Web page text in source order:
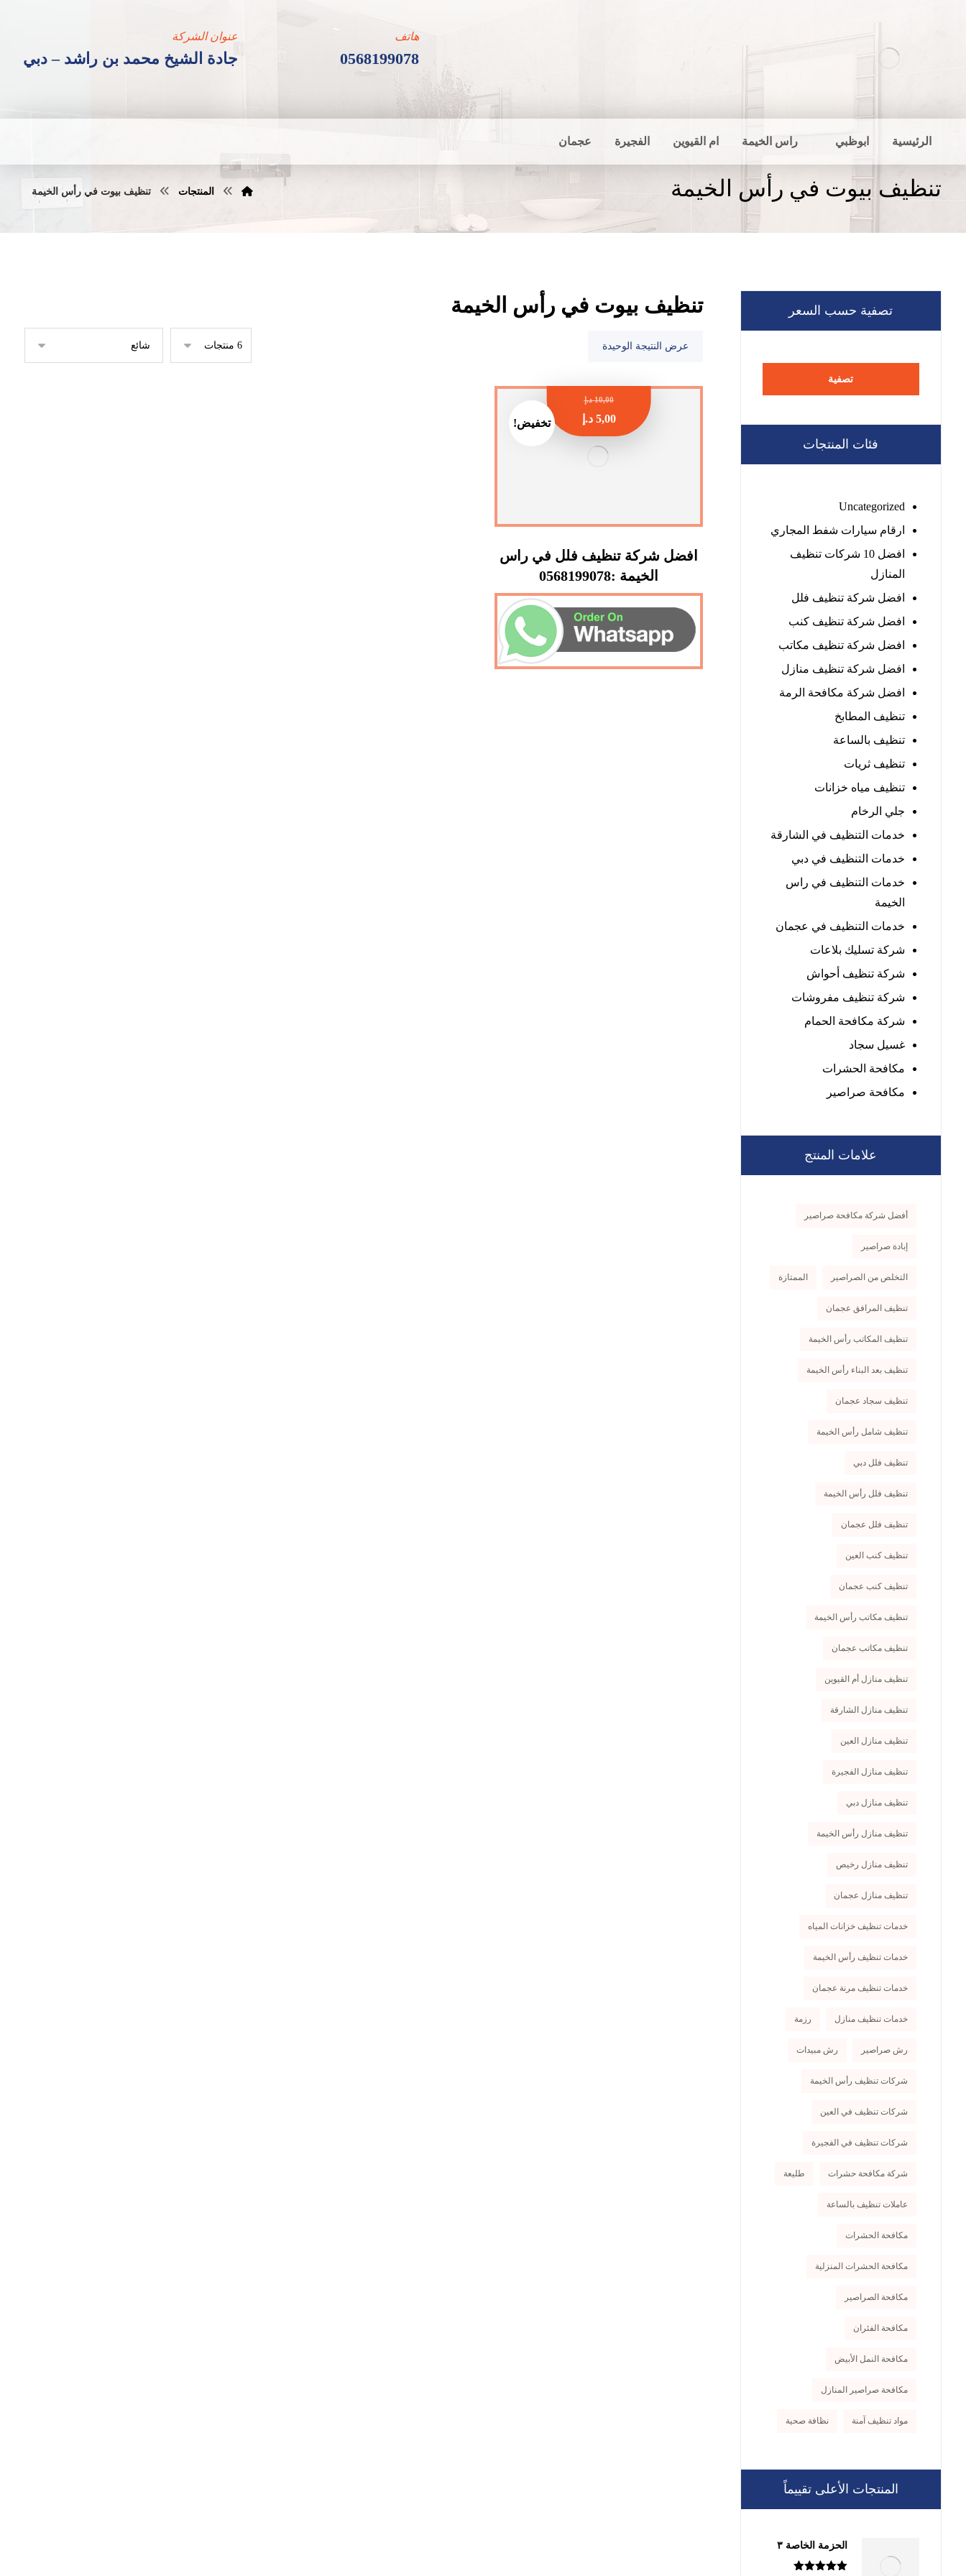
عنوان الشركة
جادة الشيخ محمد بن راشد – دبي
هاتف
0568199078
الرئيسية ابوظبي راس الخيمة ام القيوين الفجيرة عجمان
تنظيف بيوت في رأس الخيمة المنتجات تنظيف بيوت في رأس الخيمة
تنظيف بيوت في رأس الخيمة
عرض النتيجة الوحيدة
تخفيض!
افضل شركة تنظيف فلل في راس
الخيمة :0568199078
10,00 د.إ
5,00 د.إ
تصفية حسب السعر
تصفية
فئات المنتجات
Uncategorized
ارقام سيارات شفط المجاري
افضل 10 شركات تنظيف
المنازل
افضل شركة تنظيف فلل
افضل شركة تنظيف كنب
افضل شركة تنظيف مكاتب
افضل شركة تنظيف منازل
افضل شركة مكافحة الرمة
تنظيف المطابخ
تنظيف بالساعة
تنظيف ثريات
تنظيف مياه خزانات
جلي الرخام
خدمات التنظيف في الشارقة
خدمات التنظيف في دبي
خدمات التنظيف في راس
الخيمة
خدمات التنظيف في عجمان
شركة تسليك بلاعات
شركة تنظيف أحواش
شركة تنظيف مفروشات
شركة مكافحة الحمام
غسيل سجاد
مكافحة الحشرات
مكافحة صراصير
علامات المنتج
أفضل شركة مكافحة صراصير
إبادة صراصير
التخلص من الصراصير الممتازة
تنظيف المرافق عجمان
تنظيف المكاتب رأس الخيمة
تنظيف بعد البناء رأس الخيمة
تنظيف سجاد عجمان
تنظيف شامل رأس الخيمة
تنظيف فلل دبي
تنظيف فلل رأس الخيمة
تنظيف فلل عجمان
تنظيف كنب العين
تنظيف كنب عجمان
تنظيف مكاتب رأس الخيمة
تنظيف مكاتب عجمان
تنظيف منازل أم القيوين
تنظيف منازل الشارقة
تنظيف منازل العين
تنظيف منازل الفجيرة
تنظيف منازل دبي
تنظيف منازل رأس الخيمة
تنظيف منازل رخيص
تنظيف منازل عجمان
خدمات تنظيف خزانات المياه
خدمات تنظيف رأس الخيمة
خدمات تنظيف مرنة عجمان
خدمات تنظيف منازل رزمة
رش صراصير رش مبيدات
شركات تنظيف رأس الخيمة
شركات تنظيف في العين
شركات تنظيف في الفجيرة
شركة مكافحة حشرات طليعة
عاملات تنظيف بالساعة
مكافحة الحشرات
مكافحة الحشرات المنزلية
مكافحة الصراصير
مكافحة الفئران
مكافحة النمل الأبيض
مكافحة صراصير المنازل
مواد تنظيف آمنة نظافة صحية
المنتجات الأعلى تقييماً
الحزمة الخاصة ٣